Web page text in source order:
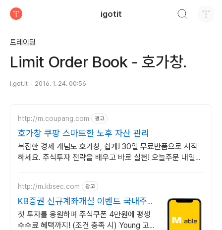
igotit
트레이딩
Limit Order Book - 호가창.
i.got.it 2016. 1. 24. 00:56
http://m.coupang.com 광고
호가창 쿠팡 스마트한 노후 자산 관리
복잡한 경제 개념도 호가창, 쉽게! 30일 무료반품으로 시작
하세요. 주식투자 전략을 배우고 바로 실천! 오늘주문 내일도
http://m.kbsec.com 광고
KB증권 신규계좌개설 이벤트 국내주
식쿠폰 최대 5만원
첫 투자를 응원하며 주식쿠폰 4만원에 평생
수수료 혜택까지! (조건 충족 시) Young 고